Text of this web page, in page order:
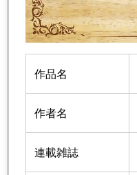
作品名
作者名
連載雑誌